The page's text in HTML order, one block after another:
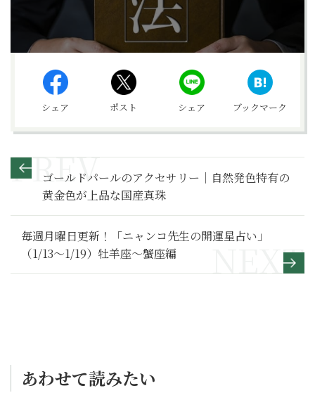
シェア ポスト シェア ブックマーク
ゴールドパールのアクセサリー｜自然発色特有の
黄金色が上品な国産真珠
毎週月曜日更新！「ニャンコ先生の開運星占い」
（1/13～1/19）牡羊座～蟹座編
あわせて読みたい